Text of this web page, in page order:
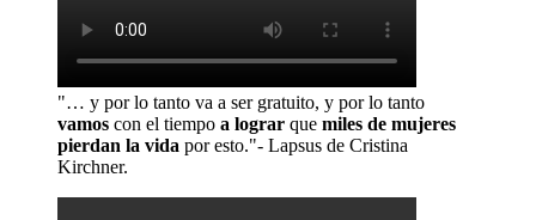
"… y por lo tanto va a ser gratuito, y por lo tanto
vamos con el tiempo a lograr que miles de mujeres
pierdan la vida por esto."- Lapsus de Cristina
Kirchner.